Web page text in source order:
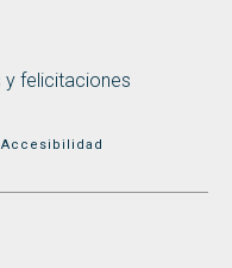
y felicitaciones
Accesibilidad